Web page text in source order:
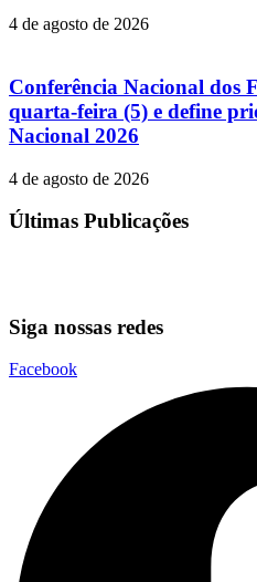
4 de agosto de 2026
Conferência Nacional dos
quarta-feira (5) e define
Nacional 2026
4 de agosto de 2026
Últimas Publicações
Siga nossas redes
Facebook